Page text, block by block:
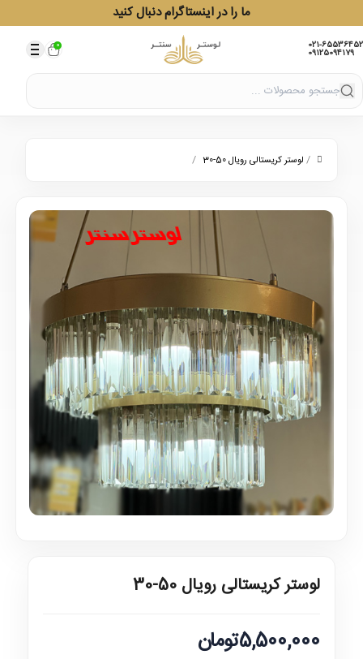
ما را در اینستاگرام دنبال کنید
021-65536452
09125094179
0
/ لوستر کریستالی رویال 50-30 /
لوستر کریستالی رویال 50-30
5,500,000تومان